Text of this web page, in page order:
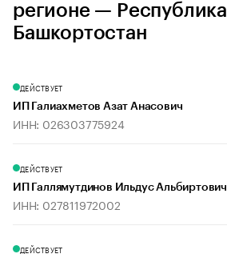
регионе — Республика
Башкортостан
ДЕЙСТВУЕТ
ИП Галиахметов Азат Анасович
ИНН: 026303775924
ДЕЙСТВУЕТ
ИП Галлямутдинов Ильдус Альбиртович
ИНН: 027811972002
ДЕЙСТВУЕТ